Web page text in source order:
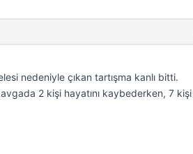
nedeniyle çıkan tartışma kanlı bitti.
2 kişi hayatını kaybederken, 7